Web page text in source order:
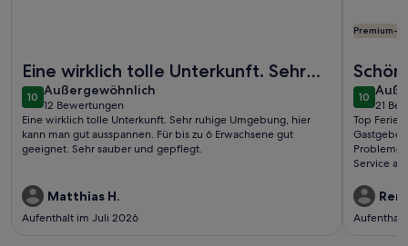
Eine wirklich tolle Unterkunft. Sehr
ruhige Umgebung, hier kann man gut
ausspann ...
1010 von 10
Außergewöhnlich
außergewöhnlich
12 Bewertungen
(12
bewertungen)
Eine wirklich tolle Unterkunft. Sehr ruhige Umgebung, hier
kann man gut ausspannen. Für bis zu 6 Erwachsene gut
geeignet. Sehr sauber und gepflegt.
Matthias H.
Aufenthalt im Juli 2026
Premium-
1010 von
21
(21
Top
Probleme
Service